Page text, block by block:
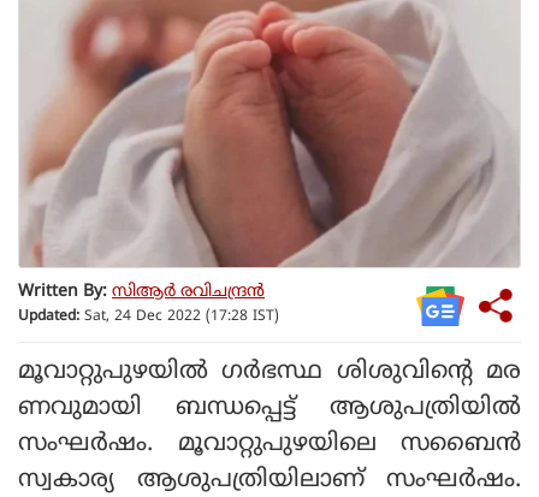
Written By: സിആര്‍ രവിചന്ദ്രന്‍
Updated: Sat, 24 Dec 2022 (17:28 IST)
മൂവാറ്റുപുഴയില്‍ ഗര്‍ഭസ്ഥ ശിശുവിന്റെ മര
ണവുമായി ബന്ധപ്പെട്ട് ആശുപത്രിയില്‍
സംഘര്‍ഷം. മൂവാറ്റുപുഴയിലെ സബൈന്‍
സ്വകാര്യ ആശുപത്രിയിലാണ് സംഘര്‍ഷം.